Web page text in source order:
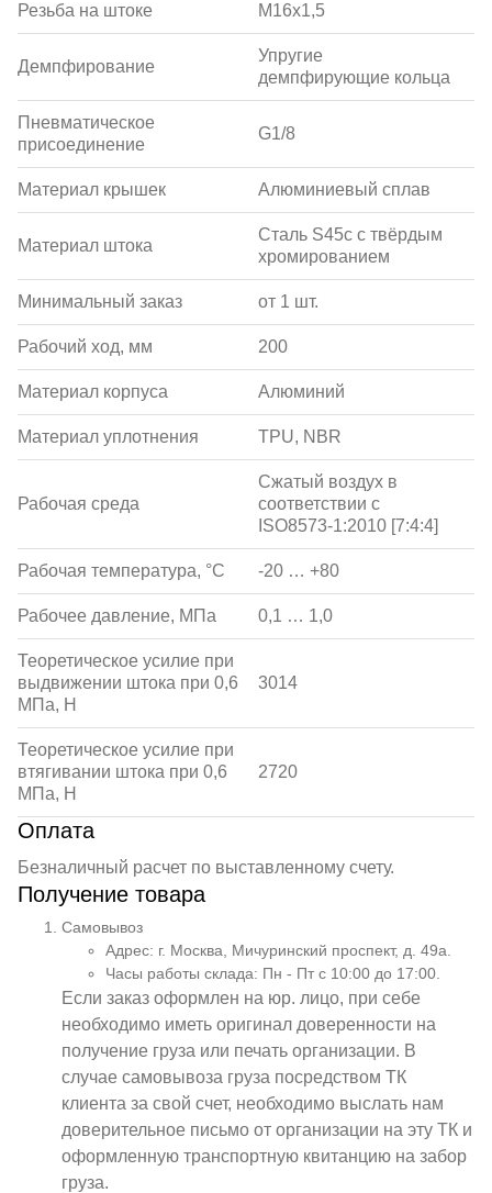
Резьба на штоке M16x1,5
Демпфирование
Упругие
демпфирующие кольца
Пневматическое
присоединение
G1/8
Материал крышек Алюминиевый сплав
Материал штока
Сталь S45c с твёрдым
хромированием
Минимальный заказ от 1 шт.
Рабочий ход, мм 200
Материал корпуса Алюминий
Материал уплотнения TPU, NBR
Рабочая среда
Сжатый воздух в
соответствии с
ISO8573-1:2010 [7:4:4]
Рабочая температура, °С -20 … +80
Рабочее давление, МПа 0,1 … 1,0
Теоретическое усилие при
выдвижении штока при 0,6
МПа, Н
3014
Теоретическое усилие при
втягивании штока при 0,6
МПа, Н
2720
Оплата
Безналичный расчет по выставленному счету.
Получение товара
Самовывоз
Адрес: г. Москва, Мичуринский проспект, д. 49а.
Часы работы склада: Пн - Пт с 10:00 до 17:00.
Если заказ оформлен на юр. лицо, при себе
необходимо иметь оригинал доверенности на
получение груза или печать организации. В
случае самовывоза груза посредством ТК
клиента за свой счет, необходимо выслать нам
доверительное письмо от организации на эту ТК и
оформленную транспортную квитанцию на забор
груза.